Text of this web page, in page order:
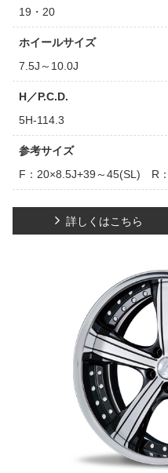
19・20
ホイールサイズ
7.5J～10.0J
H／P.C.D.
5H-114.3
参考サイズ
F：20×8.5J+39～45(SL) R
詳しくはこちら